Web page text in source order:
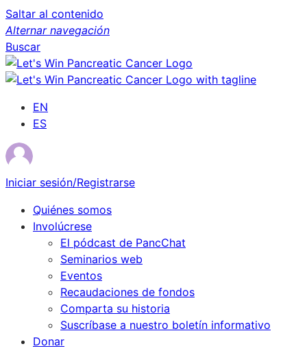
Saltar al contenido
Alternar navegación
Buscar
EN
ES
Iniciar sesión/Registrarse
Quiénes somos
Involúcrese
El pódcast de PancChat
Seminarios web
Eventos
Recaudaciones de fondos
Comparta su historia
Suscríbase a nuestro boletín informativo
Donar